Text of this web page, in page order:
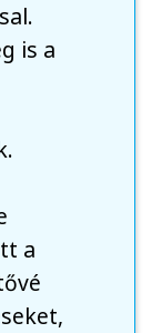
is a
a